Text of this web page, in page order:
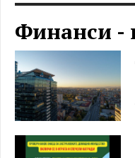
Финанси -